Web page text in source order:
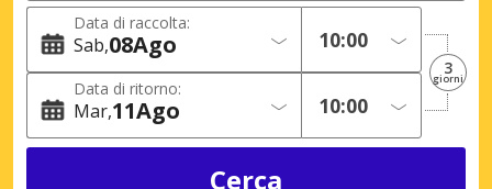
Data di raccolta:
Sab 08Ago
Data di ritorno:
Mar 11Ago
3
giorni